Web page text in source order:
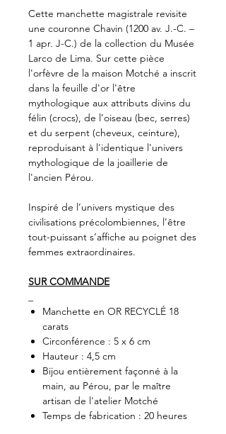
Cette manchette magistrale revisite
une couronne Chavin (1200 av. J.-C. –
1 apr. J-C.) de la collection du Musée
Larco de Lima. Sur cette pièce
l'orfèvre de la maison Motché a inscrit
dans la feuille d'or l'être
mythologique aux attributs divins du
félin (crocs), de l’oiseau (bec, serres)
et du serpent (cheveux, ceinture),
reproduisant à l'identique l'univers
mythologique de la joaillerie de
l'ancien Pérou.
Inspiré de l’univers mystique des
civilisations précolombiennes, l’être
tout-puissant s’affiche au poignet des
femmes extraordinaires.
SUR COMMANDE
Manchette en OR RECYCLÉ 18
carats
Circonférence : 5 x 6 cm
Hauteur : 4,5 cm
Bijou entièrement façonné à la
main, au Pérou, par le maître
artisan de l'atelier Motché
Temps de fabrication : 20 heures